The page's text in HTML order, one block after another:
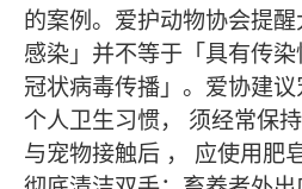
的案例。爱护动物协会提
感染」并不等于「具有传
冠状病毒传播」。爱协建
个人卫生习惯， 须经常保
与宠物接触后 ， 应使用肥